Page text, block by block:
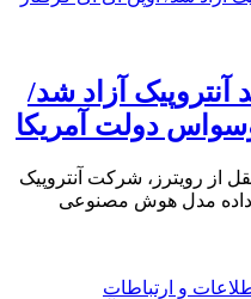
آزاد شد/
دولت آمریکا
از رویترز، شرکت آنتروپیک
داده مدل هوش مصنوعی
و ارتباطات